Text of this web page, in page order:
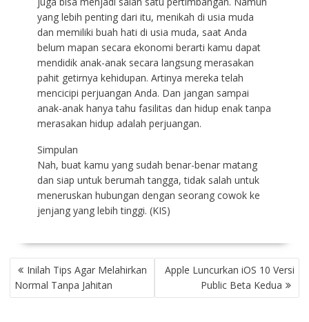
yang lebih penting dari itu, menikah di usia muda
dan memiliki buah hati di usia muda, saat Anda
belum mapan secara ekonomi berarti kamu dapat
mendidik anak-anak secara langsung merasakan
pahit getirnya kehidupan. Artinya mereka telah
mencicipi perjuangan Anda. Dan jangan sampai
anak-anak hanya tahu fasilitas dan hidup enak tanpa
merasakan hidup adalah perjuangan.
Simpulan
Nah, buat kamu yang sudah benar-benar matang
dan siap untuk berumah tangga, tidak salah untuk
meneruskan hubungan dengan seorang cowok ke
jenjang yang lebih tinggi. (KIS)
P
O
S
Inilah Tips Agar Melahirkan
Normal Tanpa Jahitan
Apple Luncurkan iOS 10 Versi
Public Beta Kedua